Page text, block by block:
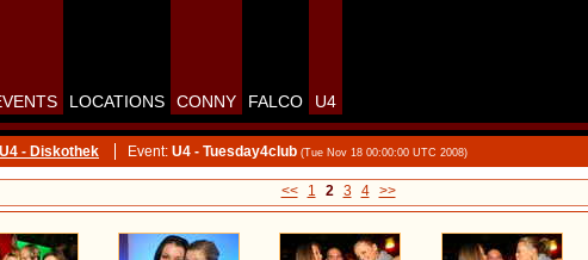
LOCATIONS CONNY FALCO U4
U4 - Diskothek Event: U4 - Tuesday4club (Tue Nov 18 00:00:00 UTC 2008)
<< 1 2 3 4 >>